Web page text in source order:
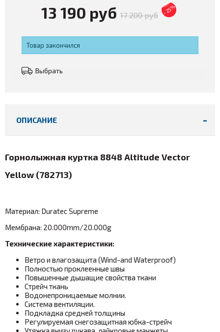
13 190 руб 17 200 руб - 25%
Товар закончился
Выбрать
ОПИСАНИЕ
Горнолыжная куртка 8848 Altitude Vector
Yellow (782713)
Материал: Duratec Supreme
Мембрана: 20.000mm/20.000g
Технические характеристики:
Ветро и влагозащита (Wind-and Waterproof)
Полностью проклеенные швы
Повышенные дышащие свойства ткани
Стрейч ткань
Водонепроницаемые молнии.
Система вентиляции.
Подкладка средней толщины
Регулируемая снегозащитная юбка-стрейч